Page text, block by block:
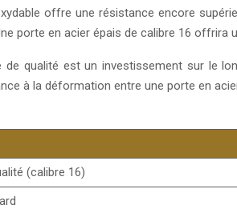
offre une résistance encore
porte en acier épais de calibre 16 offrira
de qualité est un investissement sur le
à la déformation entre une porte en
(calibre 16)